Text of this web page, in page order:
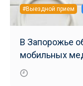
#Выездной прием
В Запорожье
мобильных